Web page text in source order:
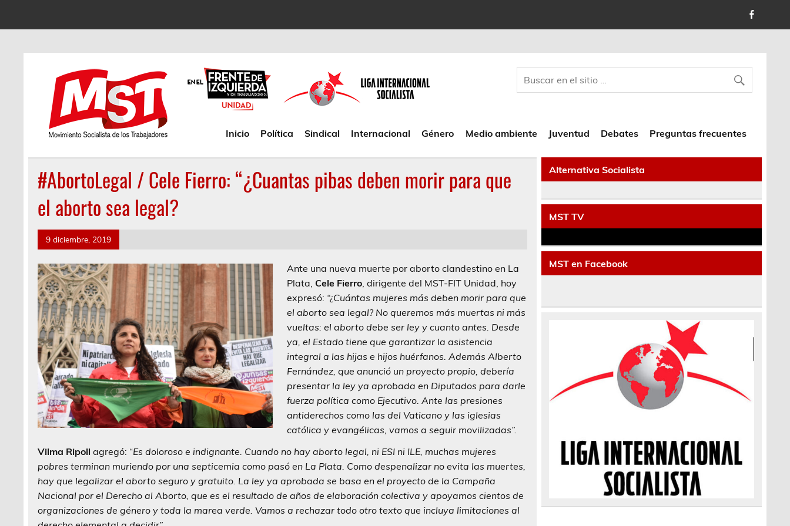
Inicio Política Sindical Internacional Género Medio ambiente Juventud Debates Preguntas frecuentes
#AbortoLegal / Cele Fierro: “¿Cuantas pibas deben morir para que
el aborto sea legal?
9 diciembre, 2019
Ante una nueva muerte por aborto clandestino en La
Plata,Cele Fierro , dirigente del MST-FIT Unidad, hoy
expresó: “¿Cuántas mujeres más deben morir para que
el aborto sea legal? No queremos más muertas ni más
vueltas: el aborto debe ser ley y cuanto antes. Desde
ya, el Estado tiene que garantizar la asistencia
integral a las hijas e hijos huérfanos. Además Alberto
Fernández, que anunció un proyecto propio, debería
presentar la ley ya aprobada en Diputados para darle
fuerza política como Ejecutivo. Ante las presiones
antiderechos como las del Vaticano y las iglesias
católica y evangélicas, vamos a seguir movilizadas”.
Vilma Ripoll agregó: “Es doloroso e indignante. Cuando no hay aborto legal, ni ESI ni ILE, muchas mujeres
pobres terminan muriendo por una septicemia como pasó en La Plata. Como despenalizar no evita las muertes,
hay que legalizar el aborto seguro y gratuito. La ley ya aprobada se basa en el proyecto de la Campaña
Nacional por el Derecho al Aborto, que es el resultado de años de elaboración colectiva y apoyamos cientos de
organizaciones de género y toda la marea verde. Vamos a rechazar todo otro texto que incluya limitaciones al
Alternativa Socialista
MST TV
MST en Facebook